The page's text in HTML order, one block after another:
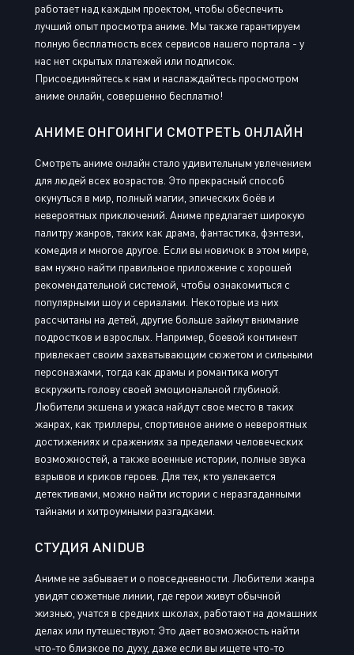
работает над каждым проектом, чтобы обеспечить
лучший опыт просмотра аниме. Мы также гарантируем
полную бесплатность всех сервисов нашего портала - у
нас нет скрытых платежей или подписок.
Присоединяйтесь к нам и наслаждайтесь просмотром
аниме онлайн, совершенно бесплатно!
АНИМЕ ОНГОИНГИ СМОТРЕТЬ ОНЛАЙН
Смотреть аниме онлайн стало удивительным увлечением
для людей всех возрастов. Это прекрасный способ
окунуться в мир, полный магии, эпических боёв и
невероятных приключений. Аниме предлагает широкую
палитру жанров, таких как драма, фантастика, фэнтези,
комедия и многое другое. Если вы новичок в этом мире,
вам нужно найти правильное приложение с хорошей
рекомендательной системой, чтобы ознакомиться с
популярными шоу и сериалами. Некоторые из них
рассчитаны на детей, другие больше займут внимание
подростков и взрослых. Например, боевой континент
привлекает своим захватывающим сюжетом и сильными
персонажами, тогда как драмы и романтика могут
вскружить голову своей эмоциональной глубиной.
Любители экшена и ужаса найдут свое место в таких
жанрах, как триллеры, спортивное аниме о невероятных
достижениях и сражениях за пределами человеческих
возможностей, а также военные истории, полные звука
взрывов и криков героев. Для тех, кто увлекается
детективами, можно найти истории с неразгаданными
тайнами и хитроумными разгадками.
СТУДИЯ ANIDUB
Аниме не забывает и о повседневности. Любители жанра
увидят сюжетные линии, где герои живут обычной
жизнью, учатся в средних школах, работают на домашних
делах или путешествуют. Это дает возможность найти
что-то близкое по духу, даже если вы ищете что-то